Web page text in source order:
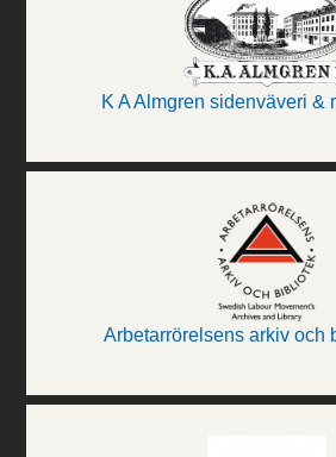
K A Almgren sidenväveri &
Arbetarrörelsens arkiv och